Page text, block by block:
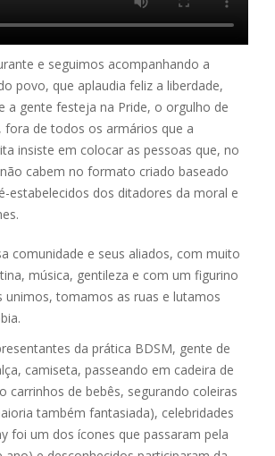
e seguimos acompanhando a
povo, que aplaudia feliz a liberdade,
a gente festeja na Pride, o orgulho de
fora de todos os armários que a
insiste em colocar as pessoas que, no
cabem no formato criado baseado
estabelecidos dos ditadores da moral e
comunidade e seus aliados, com muito
música, gentileza e com um figurino
unimos, tomamos as ruas e lutamos
da prática BDSM, gente de
camiseta, passeando em cadeira de
carrinhos de bebês, segurando coleiras
também fantasiada), celebridades
foi um dos ícones que passaram pela